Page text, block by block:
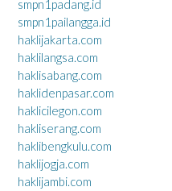
smpn1padang.id
smpn1pailangga.id
haklijakarta.com
haklilangsa.com
haklisabang.com
haklidenpasar.com
haklicilegon.com
hakliserang.com
haklibengkulu.com
haklijogja.com
haklijambi.com